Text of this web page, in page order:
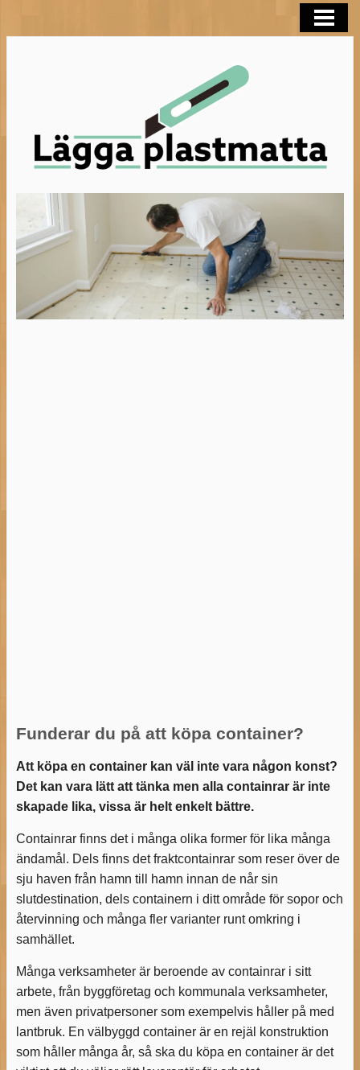
BLOGG
Funderar du på att köpa container?
Att köpa en container kan väl inte vara någon konst?
Det kan vara lätt att tänka men alla containrar är inte
skapade lika, vissa är helt enkelt bättre.
Containrar finns det i många olika former för lika många
ändamål. Dels finns det fraktcontainrar som reser över de
sju haven från hamn till hamn innan de når sin
slutdestination, dels containern i ditt område för sopor och
återvinning och många fler varianter runt omkring i
samhället.
Många verksamheter är beroende av containrar i sitt
arbete, från byggföretag och kommunala verksamheter,
men även privatpersoner som exempelvis håller på med
lantbruk. En välbyggd container är en rejäl konstruktion
som håller många år, så ska du köpa en container är det